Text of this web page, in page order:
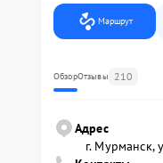
Маршрут
ОбзорОтзывы 210
Адрес
г. Мурманск,